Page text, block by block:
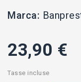
Marca:
23,90 €
Tasse incluse